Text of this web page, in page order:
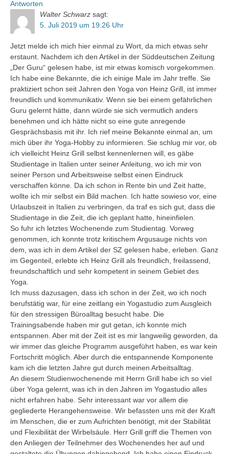
Antworten
Walter Schwarz sagt:
5. Juli 2019 um 19:26 Uhr
Jetzt melde ich mich hier einmal zu Wort, da mich etwas sehr
erstaunt. Nachdem ich den Artikel in der Süddeutschen Zeitung
„Der Guru“ gelesen habe, ist mir etwas komisch vorgekommen.
Ich habe eine Bekannte, die ich einige Male im Jahr treffe. Sie
praktiziert schon seit Jahren den Yoga von Heinz Grill, ist immer
freundlich und kommunikativ. Wenn sie bei einem gefährlichen
Guru gelernt hätte, dann würde sie sich vermutlich anders
benehmen und ich hätte nicht so eine gute anregende
Gesprächsbasis mit ihr. Ich rief meine Bekannte einmal an, um
mich über ihr Yoga-Hobby zu informieren. Sie schlug mir vor, ob
ich vielleicht Heinz Grill selbst kennenlernen will, es gäbe
Studientage in Italien unter seiner Anleitung, wo ich mir von
seiner Person und Arbeitsweise selbst einen Eindruck
verschaffen könne. Da ich schon in Rente bin und Zeit hatte,
wollte ich mir selbst ein Bild machen. Ich hatte sowieso vor, eine
Urlaubszeit in Italien zu verbringen, da traf es sich gut, dass die
Studientage in die Zeit, die ich geplant hatte, hineinfielen.
So fuhr ich letztes Wochenende zum Studientag. Vorweg
genommen, ich konnte trotz kritischem Argusauge nichts von
dem, was ich in dem Artikel der SZ gelesen habe, erleben. Ganz
im Gegenteil, erlebte ich Heinz Grill als freundlich, freilassend,
freundschaftlich und sehr kompetent in seinem Gebiet des
Yoga.
Ich muss dazusagen, dass ich schon in der Zeit, wo ich noch
berufstätig war, für eine zeitlang ein Yogastudio zum Ausgleich
für den stressigen Büroalltag besucht habe. Die
Trainingsabende haben mir gut getan, ich konnte mich
entspannen. Aber mit der Zeit ist es mir langweilig geworden, da
wir immer das gleiche Programm ausgeführt haben, es war kein
Fortschritt möglich. Aber durch die entspannende Komponente
kam ich die letzten Jahre gut durch meinen Arbeitsalltag.
An diesem Studienwochenende mit Herrn Grill habe ich so viel
über Yoga gelernt, was ich in den Jahren im Yogastudio alles
nicht erfahren habe. Sehr interessant war vor allem die
gegliederte Herangehensweise. Wir befassten uns mit der Kraft
im Menschen, die er zum Aufrichten benötigt, mit der Stabilität
und Flexibilität der Wirbelsäule. Herr Grill griff die Themen von
den Anliegen der Teilnehmer des Wochenendes her auf und